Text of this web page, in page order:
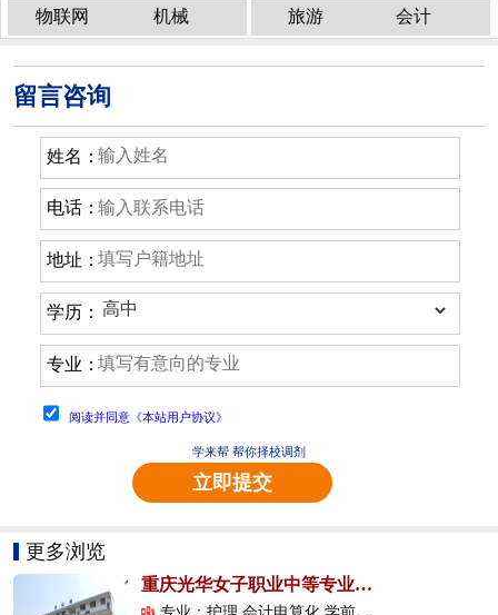
物联网 机械 旅游 会计
留言咨询
姓名：
电话：
地址：
学历：
专业：
阅读并同意《本站用户协议》
学来帮 帮你择校调剂
立即提交
更多浏览
重庆光华女子职业中等专业学校